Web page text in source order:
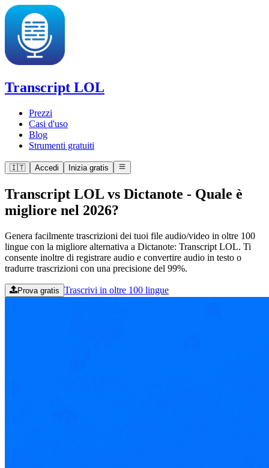
Transcript LOL
Prezzi
Casi d'uso
Blog
Strumenti gratuiti
🇮🇹 Accedi Inizia gratis
Transcript LOL vs Dictanote - Quale è
migliore nel 2026?
Genera facilmente trascrizioni dei tuoi file audio/video in oltre 100
lingue con la migliore alternativa a Dictanote: Transcript LOL. Ti
consente inoltre di registrare audio e convertire audio in testo o
tradurre trascrizioni con una precisione del 99%.
Prova gratis Trascrivi in oltre 100 lingue